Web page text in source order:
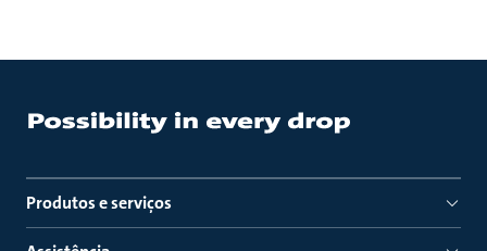
Produtos e serviços